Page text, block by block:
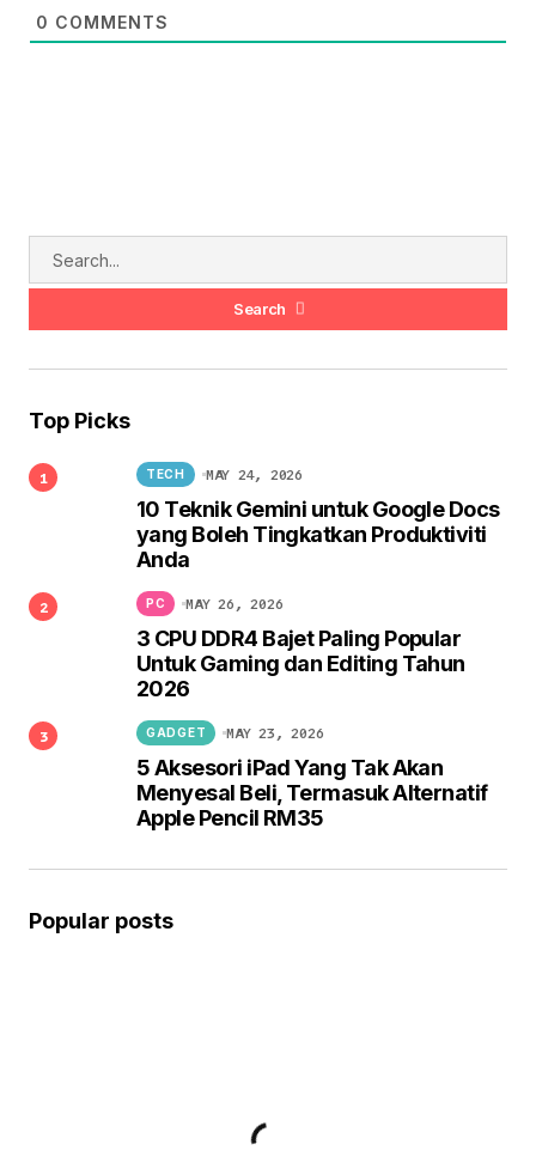
0 COMMENTS
Search
Top Picks
10 Teknik Gemini untuk Google Docs
yang Boleh Tingkatkan Produktiviti
Anda
TECH MAY 24, 2026
3 CPU DDR4 Bajet Paling Popular
Untuk Gaming dan Editing Tahun
2026
PC MAY 26, 2026
5 Aksesori iPad Yang Tak Akan
Menyesal Beli, Termasuk Alternatif
Apple Pencil RM35
GADGET MAY 23, 2026
Popular posts